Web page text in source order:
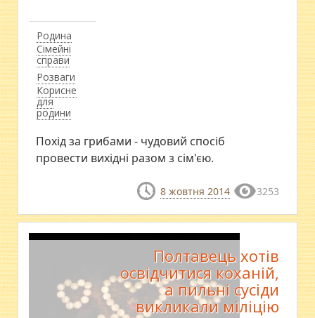
Родина
Сімейні
справи
Розваги
Корисне
для
родини
Похід за грибами - чудовий спосіб
провести вихідні разом з сім'єю.
8 жовтня 2014 3253
Полтавець хотів
освідчитися коханій,
а пильні сусіди
викликали міліцію